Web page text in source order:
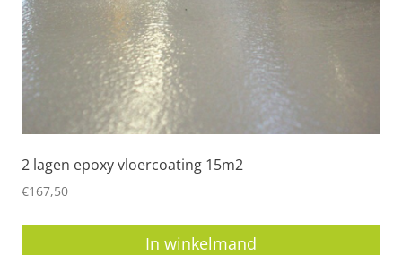
2 lagen epoxy vloercoating 15m2
€167,50
In winkelmand